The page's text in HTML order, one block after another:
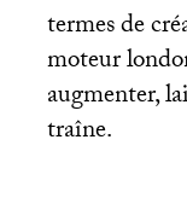
termes de
moteur
augmenter,
traîne.